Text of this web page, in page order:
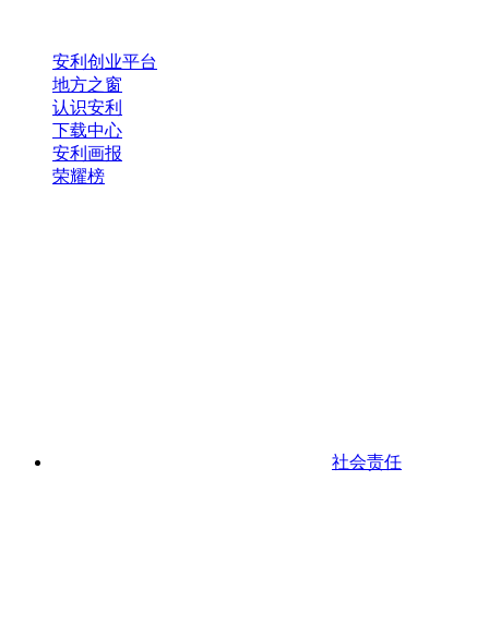
安利创业平台
地方之窗
认识安利
下载中心
安利画报
荣耀榜
社会责任